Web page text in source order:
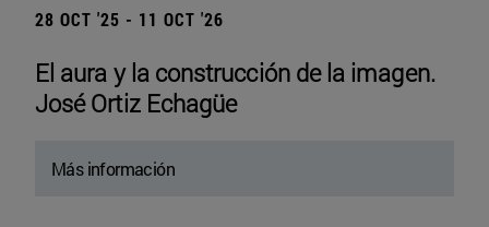
28 OCT '25 - 11 OCT '26
El aura y la construcción de la imagen.
José Ortiz Echagüe
Más información